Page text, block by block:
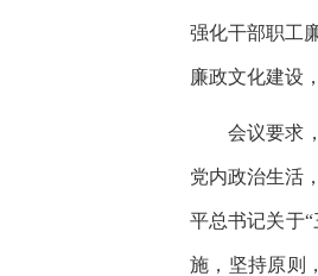
强化干部职工
廉政文化建设
会议要求
党内政治生活
平总书记关于
施，坚持原则